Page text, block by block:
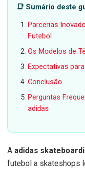
📑 Sumário deste
Parcerias
Futebol
Os Modelos de
Expectativas
Conclusão
Perguntas
adidas
A adidas
futebol a skateshops